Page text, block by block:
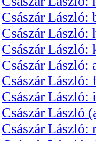
Császár
Császár László:
Császár László:
Császár László:
Császár László:
Császár László:
Császár László
Császár László: